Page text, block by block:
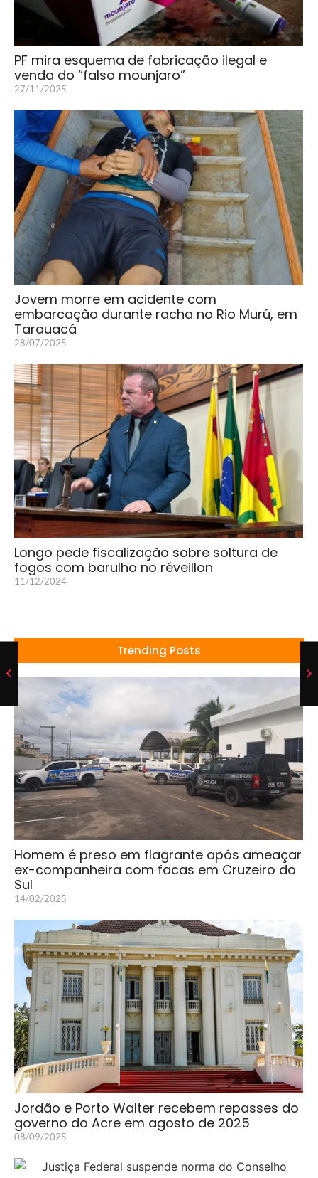
PF mira esquema de fabricação ilegal e
venda do “falso mounjaro”
27/11/2025
Jovem morre em acidente com
embarcação durante racha no Rio Murú, em
Tarauacá
28/07/2025
Longo pede fiscalização sobre soltura de
fogos com barulho no réveillon
11/12/2024
Trending Posts
Homem é preso em flagrante após ameaçar
ex-companheira com facas em Cruzeiro do
Sul
14/02/2025
Jordão e Porto Walter recebem repasses do
governo do Acre em agosto de 2025
08/09/2025